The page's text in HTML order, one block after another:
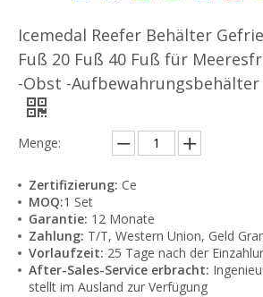
Icemedal Reefer Behälter
Fuß 20 Fuß 40 Fuß für
-Obst -Aufbewahrungsbehälter
Menge:
Zertifizierung: Ce
MOQ:1 Set
Garantie: 12 Monate
Zahlung: T/T, Western Union, Geld
Vorlaufzeit: 25 Tage nach der
After-Sales-Service erbracht:
stellt im Ausland zur Verfügung